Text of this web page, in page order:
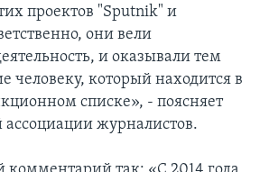
проектов "Sputnik" и
они вели
и оказывали тем
человеку, который находится в
списке», - поясняет
журналистов.